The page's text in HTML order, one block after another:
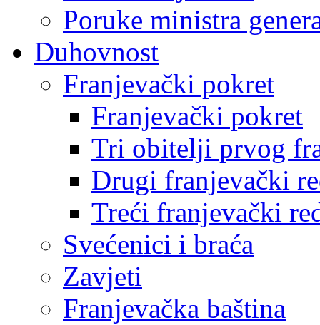
Poruke ministra
Duhovnost
Franjevački pokret
Franjevački pokret
Tri obitelji prvog
Drugi franjevački
Treći franjevački
Svećenici i braća
Zavjeti
Franjevačka baština